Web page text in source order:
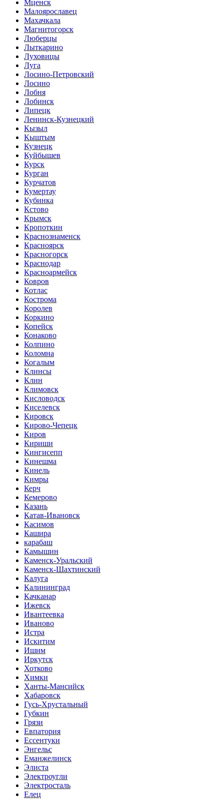
Мценск
Малоярославец
Махачкала
Магнитогорск
Люберцы
Лыткарино
Луховицы
Луга
Лосино-Петровский
Лосино
Лобня
Лобинск
Липецк
Ленинск-Кузнецкий
Кызыл
Кыштым
Кузнецк
Куйбышев
Курск
Курган
Курчатов
Кумертау
Кубинка
Кстово
Крымск
Кропоткин
Краснознаменск
Красноярск
Красногорск
Краснодар
Красноармейск
Ковров
Котлас
Кострома
Королев
Коркино
Копейск
Конаково
Колпино
Коломна
Когалым
Клинсы
Клин
Климовск
Кисловодск
Киселевск
Кировск
Кирово-Чепецк
Киров
Кириши
Кингисепп
Кинешма
Кинель
Кимры
Керч
Кемерово
Казань
Катав-Ивановск
Касимов
Кашира
карабаш
Камышин
Каменск-Уральский
Каменск-Шахтинский
Калуга
Калининград
Качканар
Ижевск
Ивантеевка
Иваново
Истра
Искитим
Ишим
Иркутск
Хотково
Химки
Ханты-Мансийск
Хабаровск
Гусь-Хрустальный
Губкин
Грязи
Евпатория
Ессентуки
Энгельс
Еманжелинск
Элиста
Электроугли
Электросталь
Елец